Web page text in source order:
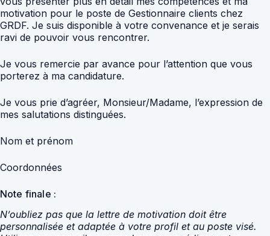
motivation pour le poste de Gestionnaire clients chez
GRDF. Je suis disponible à votre convenance et je serais
ravi de pouvoir vous rencontrer.
Je vous remercie par avance pour l’attention que vous
porterez à ma candidature.
Je vous prie d’agréer, Monsieur/Madame, l’expression de
mes salutations distinguées.
Nom et prénom
Coordonnées
Note finale :
N’oubliez pas que la lettre de motivation doit être
personnalisée et adaptée à votre profil et au poste visé.